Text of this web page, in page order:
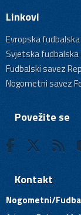
Linkovi
Evropska fudbalska
Svjetska fudbalska
Fudbalski savez
Nogometni savez
Povežite se
Kontakt
Nogometni/